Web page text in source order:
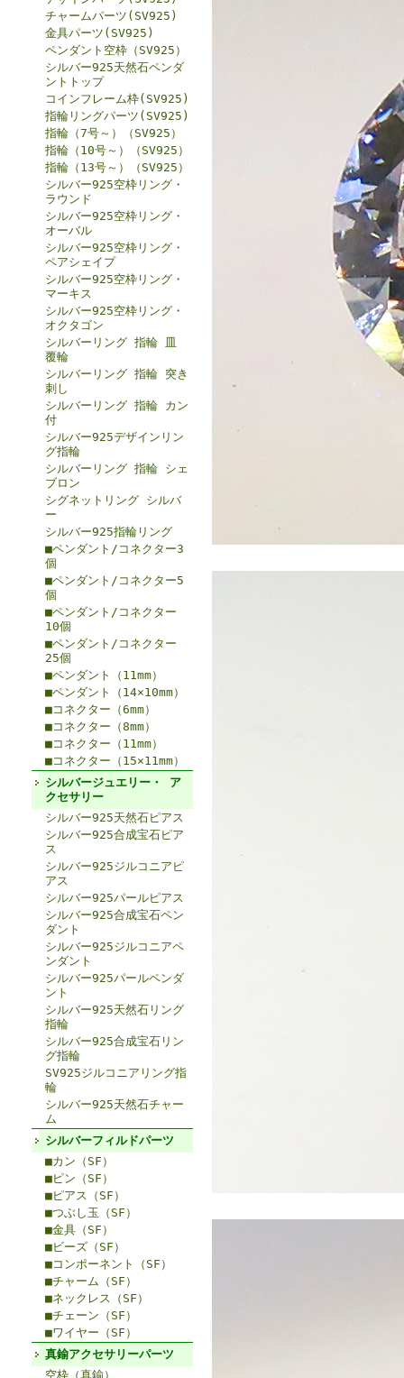
チャームパーツ(SV925)
金具パーツ(SV925)
ペンダント空枠（SV925）
シルバー925天然石ペンダ
ントトップ
コインフレーム枠(SV925)
指輪リングパーツ(SV925)
指輪（7号～）（SV925）
指輪（10号～）（SV925）
指輪（13号～）（SV925）
シルバー925空枠リング・
ラウンド
シルバー925空枠リング・
オーバル
シルバー925空枠リング・
ペアシェイプ
シルバー925空枠リング・
マーキス
シルバー925空枠リング・
オクタゴン
シルバーリング 指輪 皿
覆輪
シルバーリング 指輪 突き
刺し
シルバーリング 指輪 カン
付
シルバー925デザインリン
グ指輪
シルバーリング 指輪 シェ
ブロン
シグネットリング シルバ
ー
シルバー925指輪リング
■ペンダント/コネクター3
個
■ペンダント/コネクター5
個
■ペンダント/コネクター
10個
■ペンダント/コネクター
25個
■ペンダント（11mm）
■ペンダント（14×10mm）
■コネクター（6mm）
■コネクター（8mm）
■コネクター（11mm）
■コネクター（15×11mm）
シルバージュエリー・ ア
クセサリー
シルバー925天然石ピアス
シルバー925合成宝石ピア
ス
シルバー925ジルコニアピ
アス
シルバー925パールピアス
シルバー925合成宝石ペン
ダント
シルバー925ジルコニアペ
ンダント
シルバー925パールペンダ
ント
シルバー925天然石リング
指輪
シルバー925合成宝石リン
グ指輪
SV925ジルコニアリング指
輪
シルバー925天然石チャー
ム
シルバーフィルドパーツ
■カン（SF）
■ピン（SF）
■ピアス（SF）
■つぶし玉（SF）
■金具（SF）
■ビーズ（SF）
■コンポーネント（SF）
■チャーム（SF）
■ネックレス（SF）
■チェーン（SF）
■ワイヤー（SF）
真鍮アクセサリーパーツ
空枠（真鍮）